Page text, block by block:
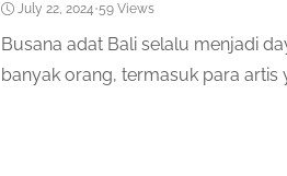
July 22, 2024•59 Views
Busana adat Bali selalu menjadi
banyak orang, termasuk para artis